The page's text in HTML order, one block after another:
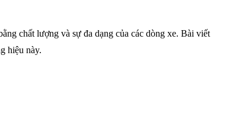
chất lượng và sự đa dạng của các dòng xe. Bài viết
hiệu này.